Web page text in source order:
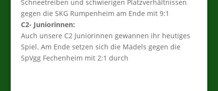
Schneetreiben und schwierigen Platzverhältnissen
gegen die SKG Rumpenheim am Ende mit 9:1
C2- Juniorinnen:
Auch unsere C2 Juniorinnen gewannen ihr heutiges
Spiel. Am Ende setzen sich die Mädels gegen die
SpVgg Fechenheim mit 2:1 durch